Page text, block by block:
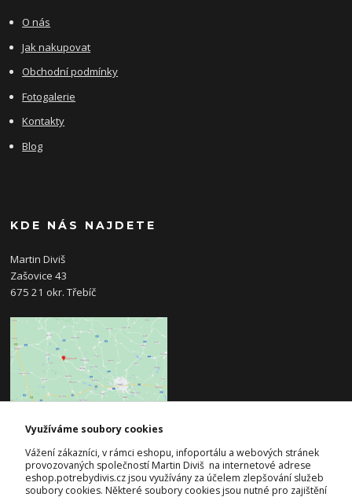
O nás
Jak nakupovat
Obchodní podmínky
Fotogalerie
Kontakty
Blog
KDE NÁS NAJDETE
Martin Diviš
Zašovice 43
675 21 okr. Třebíč
KONTAKTY
Josef Diviš
Využíváme soubory cookies
Vážení zákazníci, v rámci eshopu, infoportálu a webových stránek
provozovaných společností Martin Diviš na internetové adrese
eshop.potrebydivis.cz jsou využívány za účelem zlepšování služeb
soubory cookies. Některé soubory cookies jsou nutné pro zajištění